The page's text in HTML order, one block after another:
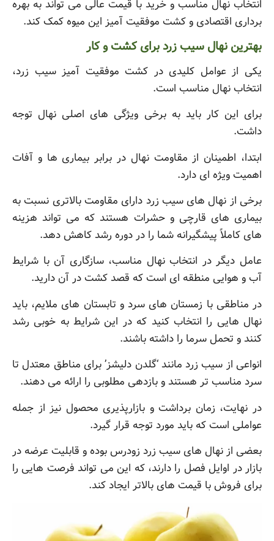
انتخاب نهال مناسب و خرید با قیمت عالی می تواند به بهره
برداری اقتصادی و کشت موفقیت آمیز این میوه کمک کند.
بهترین نهال سیب زرد برای کشت و کار
یکی از عوامل کلیدی در کشت موفقیت آمیز سیب زرد،
انتخاب نهال مناسب است.
برای این کار باید به برخی ویژگی های اصلی نهال توجه
داشت.
ابتدا، اطمینان از مقاومت نهال در برابر بیماری ها و آفات
اهمیت ویژه ای دارد.
برخی از نهال های سیب زرد دارای مقاومت بالاتری نسبت به
بیماری های قارچی و حشرات هستند که می تواند هزینه
های کاملاً پیشگیرانه شما را در دوره رشد کاهش دهد.
عامل دیگر در انتخاب نهال مناسب، سازگاری آن با شرایط
آب و هوایی منطقه ای است که قصد کشت در آن دارید.
در مناطقی با زمستان های سرد و تابستان های ملایم، باید
نهال هایی را انتخاب کنید که در این شرایط به خوبی رشد
کنند و تحمل سرما را داشته باشند.
انواعی از سیب زرد مانند ‘گلدن دلیشز’ برای مناطق معتدل تا
سرد مناسب تر هستند و بازدهی مطلوبی را ارائه می دهند.
در نهایت، زمان برداشت و بازارپذیری محصول نیز از جمله
عواملی است که باید مورد توجه قرار گیرد.
بعضی از نهال های سیب زرد زودرس بوده و قابلیت عرضه در
بازار در اوایل فصل را دارند، که این می تواند فرصت هایی را
برای فروش با قیمت های بالاتر ایجاد کند.